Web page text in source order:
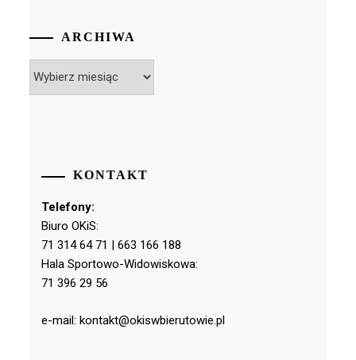
ARCHIWA
KONTAKT
Telefony:
Biuro OKiS:
71 314 64 71 | 663 166 188
Hala Sportowo-Widowiskowa:
71 396 29 56
e-mail: kontakt@okiswbierutowie.pl